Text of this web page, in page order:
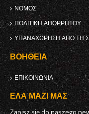
ΝΌΜΟΣ
ΠΟΛΙΤΙΚΉ ΑΠΟΡΡΉΤΟΥ
ΥΠΑΝΑΧΏΡΗΣΗ ΑΠΌ ΤΗ
ΒΟΉΘΕΙΑ
ΕΠΙΚΟΙΝΩΝΊΑ
ΈΛΑ ΜΑΖΊ ΜΑΣ
Zapisz się do naszego